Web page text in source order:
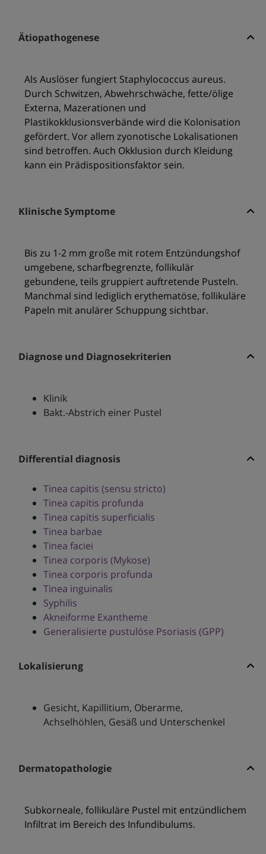
Ätiopathogenese
Als Auslöser fungiert Staphylococcus aureus.
Durch Schwitzen, Abwehrschwäche, fette/ölige
Externa, Mazerationen und
Plastikokklusionsverbände wird die Kolonisation
gefördert. Vor allem zyonotische Lokalisationen
sind betroffen. Auch Okklusion durch Kleidung
kann ein Prädispositionsfaktor sein.
Klinische Symptome
Bis zu 1-2 mm große mit rotem Entzündungshof
umgebene, scharfbegrenzte, follikulär
gebundene, teils gruppiert auftretende Pusteln.
Manchmal sind lediglich erythematöse, follikuläre
Papeln mit anulärer Schuppung sichtbar.
Diagnose und Diagnosekriterien
Klinik
Bakt.-Abstrich einer Pustel
Differential diagnosis
Tinea capitis (sensu stricto)
Tinea capitis profunda
Tinea capitis superficialis
Tinea barbae
Tinea faciei
Tinea corporis (Mykose)
Tinea corporis profunda
Tinea inguinalis
Syphilis
Akneiforme Exantheme
Generalisierte pustulöse Psoriasis (GPP)
Lokalisierung
Gesicht, Kapillitium, Oberarme,
Achselhöhlen, Gesäß und Unterschenkel
Dermatopathologie
Subkorneale, follikuläre Pustel mit entzündlichem
Infiltrat im Bereich des Infundibulums.